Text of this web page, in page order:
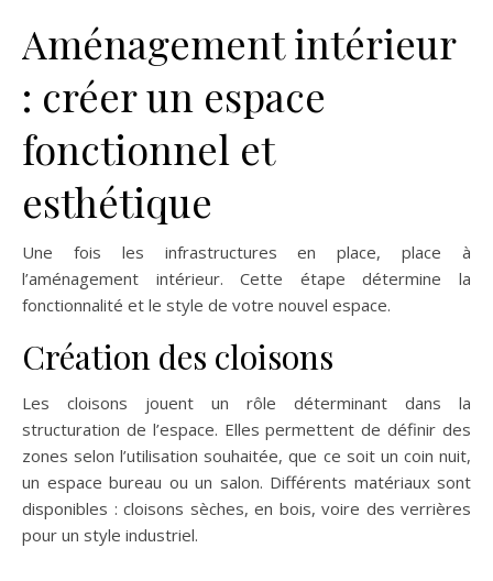
Aménagement intérieur
: créer un espace
fonctionnel et
esthétique
Une fois les infrastructures en place, place à
l’aménagement intérieur. Cette étape détermine la
fonctionnalité et le style de votre nouvel espace.
Création des cloisons
Les cloisons jouent un rôle déterminant dans la
structuration de l’espace. Elles permettent de définir des
zones selon l’utilisation souhaitée, que ce soit un coin nuit,
un espace bureau ou un salon. Différents matériaux sont
disponibles : cloisons sèches, en bois, voire des verrières
pour un style industriel.